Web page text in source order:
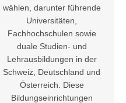
wählen, darunter führende
Universitäten,
Fachhochschulen sowie
duale Studien- und
Lehrausbildungen in der
Schweiz, Deutschland und
Österreich. Diese
Bildungseinrichtungen